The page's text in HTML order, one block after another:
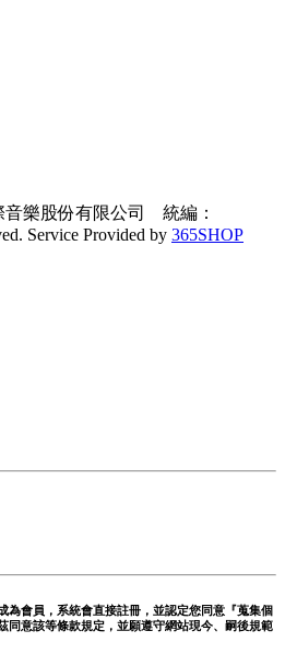
音樂股份有限公司 統編：
Service Provided by 365SHOP
為會員，系統會直接註冊，並認定您同意『蒐集個
同意該等條款規定，並願遵守網站現今、嗣後規範